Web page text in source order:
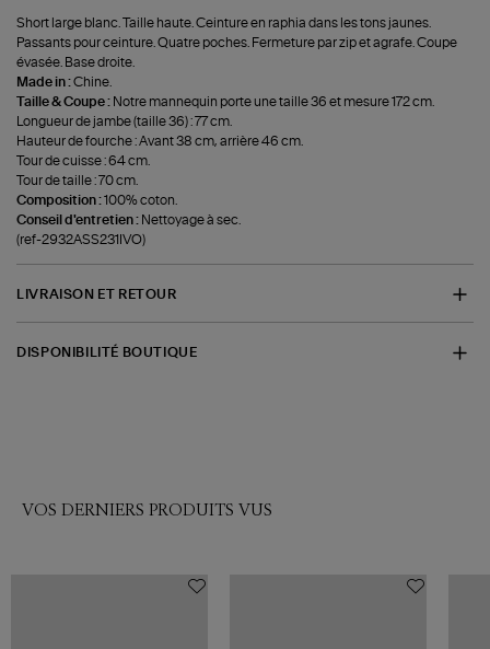
Short large blanc. Taille haute. Ceinture en raphia dans les tons jaunes.
Passants pour ceinture. Quatre poches. Fermeture par zip et agrafe. Coupe
évasée. Base droite.
Made in :Chine.
Taille & Coupe : Notre mannequin porte une taille 36 et mesure 172 cm.
Longueur de jambe (taille 36) : 77 cm.
Hauteur de fourche : Avant 38 cm, arrière 46 cm.
Tour de cuisse : 64 cm.
Tour de taille : 70 cm.
Composition :100% coton.
Conseil d'entretien : Nettoyage à sec.
(ref-2932ASS231IVO)
LIVRAISON ET RETOUR
DISPONIBILITÉ BOUTIQUE
VOS DERNIERS PRODUITS VUS